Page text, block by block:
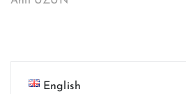
English